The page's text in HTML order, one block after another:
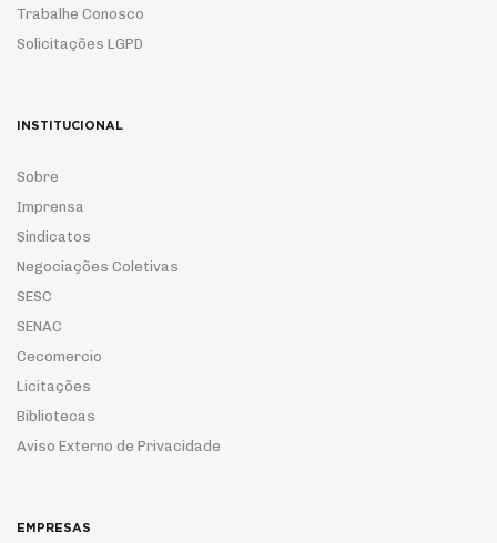
Trabalhe Conosco
Solicitações LGPD
INSTITUCIONAL
Sobre
Imprensa
Sindicatos
Negociações Coletivas
SESC
SENAC
Cecomercio
Licitações
Bibliotecas
Aviso Externo de Privacidade
EMPRESAS